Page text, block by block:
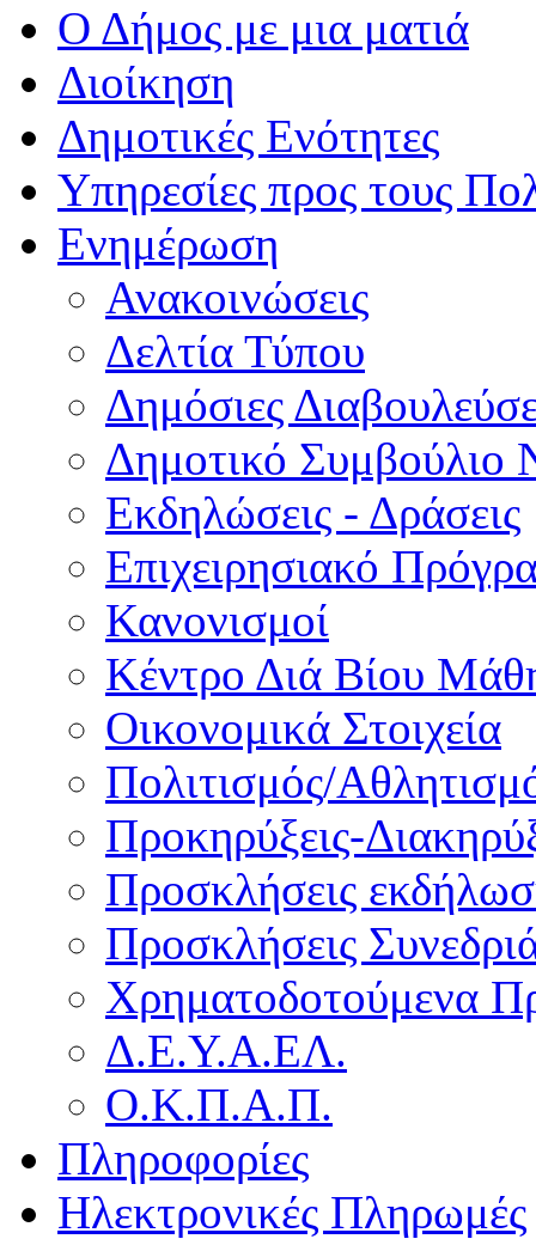
Ο Δήμος με μια ματιά
Διοίκηση
Δημοτικές Ενότητες
Υπηρεσίες προς τους
Ενημέρωση
Ανακοινώσεις
Δελτία Τύπου
Δημόσιες
Δημοτικό Συμβούλιο
Εκδηλώσεις - Δράσεις
Επιχειρησιακό
Κανονισμοί
Κέντρο Διά Βίου
Οικονομικά Στοιχεία
Πολιτισμός/
Προκηρύξεις-
Προσκλήσεις
Προσκλήσεις
Χρηματοδοτούμενα
Δ.Ε.Υ.Α.ΕΛ.
Ο.Κ.Π.Α.Π.
Πληροφορίες
Ηλεκτρονικές Πληρωμές